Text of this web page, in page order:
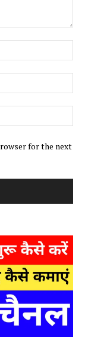
for the next